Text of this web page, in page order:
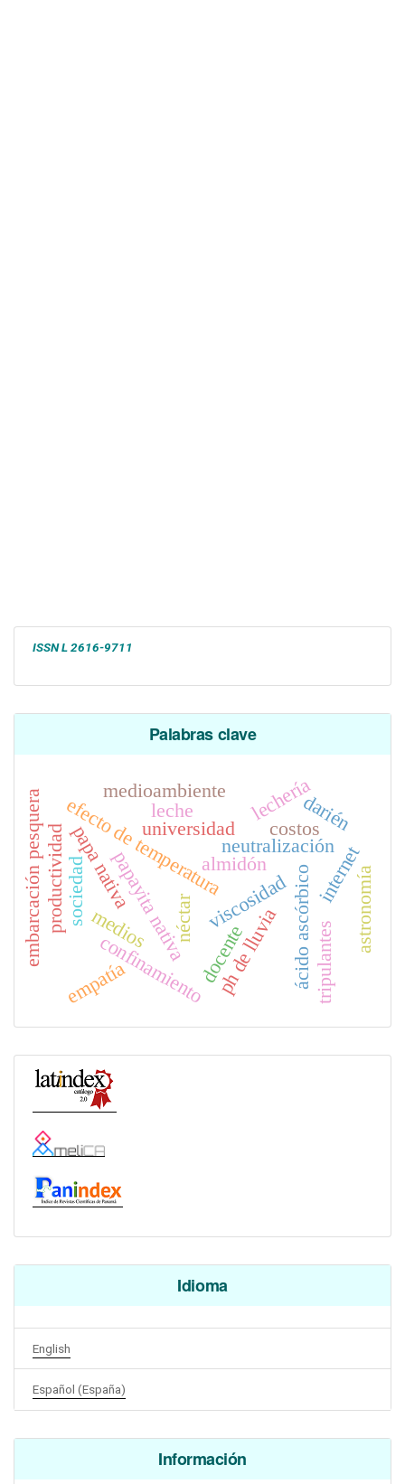
ISSN L2616-9711
Palabras clave
neutralización
viscosidadácido ascórbico
almidón
efecto de temperatura
papa nativapapayita nativa
néctar
productividad
confinamiento
universidad
sociedad
leche
costos
medioambiente
ph de lluvia
empatía
darién
internet
lechería
medios docente
embarcación pesquera tripulantes
astronomía
Idioma
English
Español (España)
Información